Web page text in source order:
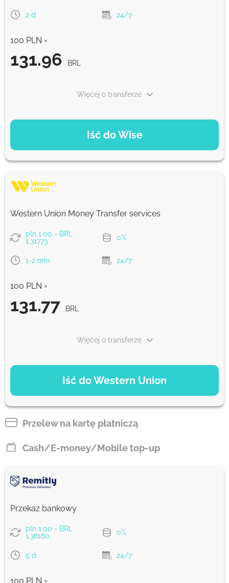
2 d 24/7
100 PLN =
131.96 BRL
Iść do Wise
Więcej o transferze
OPCJE PŁATNOŚCI
131.96 BRL 2 d
130.53 BRL
Prowizja Strumok, zawsze 0%
Western Union Money Transfer services
pln 1.00 = BRL
1.31773
0%
1-2 min 24/7
100 PLN =
131.77 BRL
Iść do Western Union
Więcej o transferze
OPCJE PŁATNOŚCI
131.77 BRL 1-2 min
From zero fee online & our best FX rate
Przelew na kartę płatniczą
Cash/E-money/Mobile top-up
Przekaz bankowy
pln 1.00 = BRL
1.38160
0%
5 d 24/7
100 PLN =